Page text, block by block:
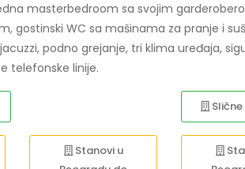
masterbedroom sa svojim
gostinski WC sa mašinama za pranje i
podno grejanje, tri klima uređaja,
telefonske linije.
Stanovi u